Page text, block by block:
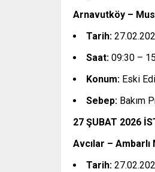
Arnavutköy –
Tarih:
Saat: 09:30 –
Konum: Eski
Sebep: Bakım
27 ŞUBAT 2026
Avcılar – Ambarlı
Tarih: